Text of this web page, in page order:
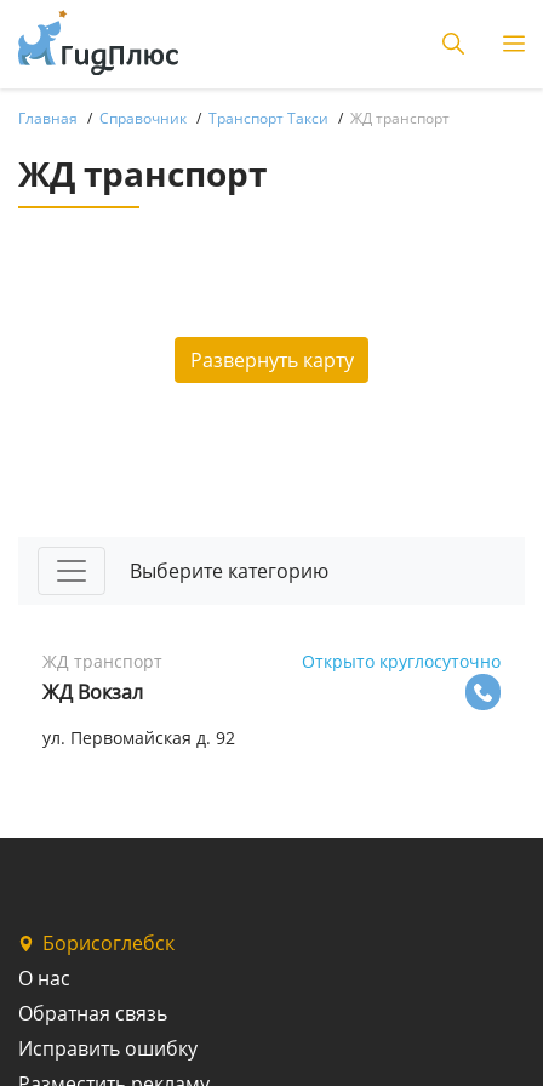
Главная Справочник Транспорт Такси ЖД транспорт
ЖД транспорт
Развернуть карту
Выберите категорию
ЖД транспорт Открыто круглосуточно
ЖД Вокзал
ул. Первомайская д. 92
Борисоглебск
О нас
Обратная связь
Исправить ошибку